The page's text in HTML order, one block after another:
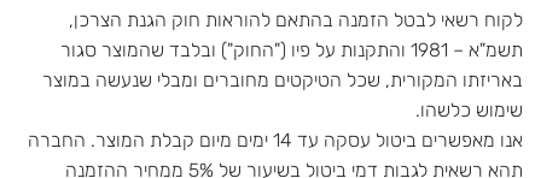
לקוח רשאי לבטל הזמנה בהתאם להוראות חוק הגנת הצרכן,
תשמ"א – 1981 והתקנות על פיו ("החוק") ובלבד שהמוצר סגור
באריזתו המקורית, שכל הטיקטים מחוברים ומבלי שנעשה במוצר
שימוש כלשהו.
אנו מאפשרים ביטול עסקה עד 14 ימים מיום קבלת המוצר. החברה
תהא רשאית לגבות דמי ביטול בשיעור של 5% ממחיר ההזמנה